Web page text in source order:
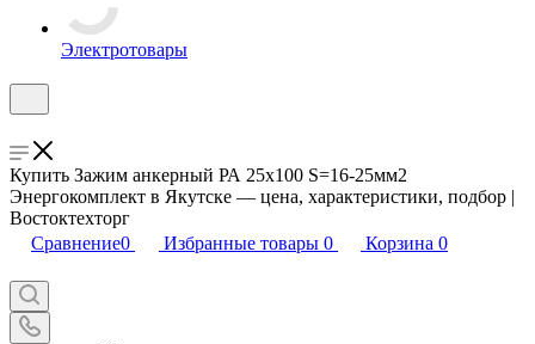
Электротовары
Купить Зажим анкерный РА 25х100 S=16-25мм2
Энергокомплект в Якутске — цена, характеристики, подбор |
Востоктехторг
Сравнение0 Избранные товары 0 Корзина 0